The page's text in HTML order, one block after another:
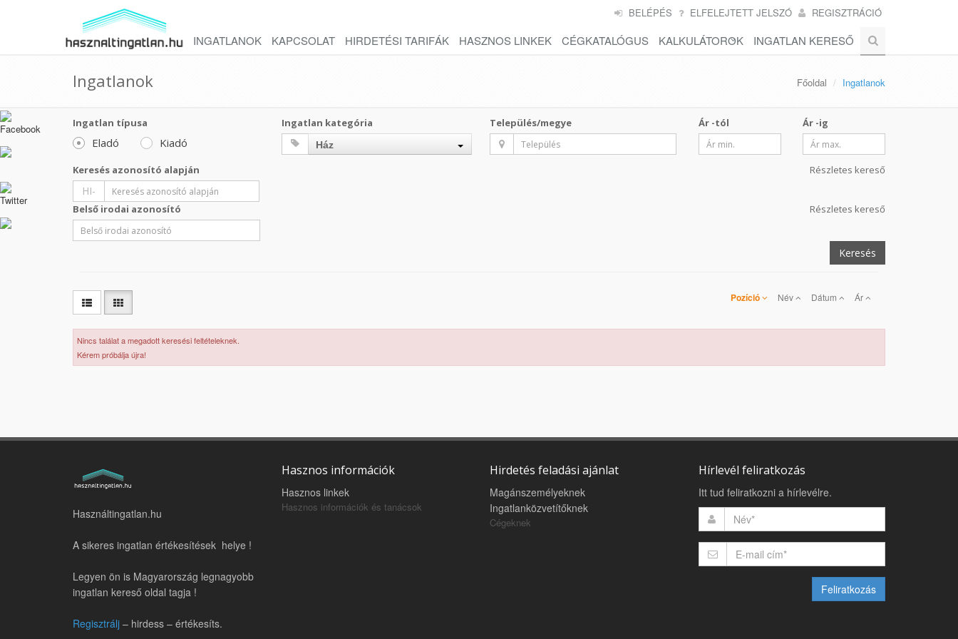
BELÉPÉS ELFELEJTETT JELSZÓ REGISZTRÁCIÓ
INGATLANOK KAPCSOLAT HIRDETÉSI TARIFÁK HASZNOS LINKEK CÉGKATALÓGUS KALKULÁTOROK INGATLAN KERESŐ
Ingatlanok Főoldal Ingatlanok
Ingatlan típusa
Eladó Kiadó
Ingatlan kategória
Ház
Település/megye Ár -tól Ár -ig
Keresés azonosító alapján
HI-
Részletes kereső
Belső irodai azonosító Részletes kereső
Keresés
Pozíció Név Dátum Ár
Nincs találat a megadott keresési feltételeknek.
Kérem próbálja újra!
Használtingatlan.hu
A sikeres ingatlan értékesítések helye !
Legyen ön is Magyarország legnagyobb
ingatlan kereső oldal tagja !
Regisztrálj – hirdess – értékesíts.
Hasznos információk
Hasznos linkek
Hasznos információk és tanácsok
Hirdetés feladási ajánlat
Magánszemélyeknek
Ingatlanközvetítőknek
Cégeknek
Hírlevél feliratkozás
Itt tud feliratkozni a hírlevélre.
Feliratkozás